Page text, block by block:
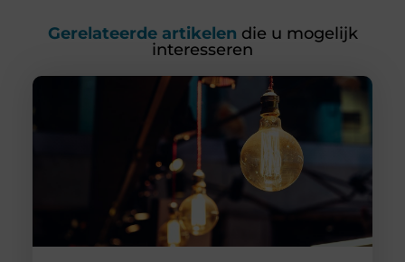
Gerelateerde artikelen die u mogelijk
interesseren